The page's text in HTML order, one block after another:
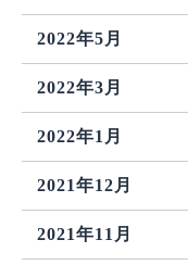
2022年5月
2022年3月
2022年1月
2021年12月
2021年11月